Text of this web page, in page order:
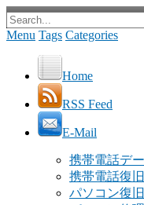
Menu Tags Categories
Home
RSS Feed
E-Mail
携帯電話デ
携帯電話復
パソコン復